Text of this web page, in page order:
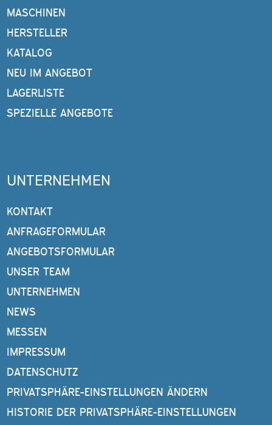
MASCHINEN
HERSTELLER
KATALOG
NEU IM ANGEBOT
LAGERLISTE
SPEZIELLE ANGEBOTE
UNTERNEHMEN
KONTAKT
ANFRAGEFORMULAR
ANGEBOTSFORMULAR
UNSER TEAM
UNTERNEHMEN
NEWS
MESSEN
IMPRESSUM
DATENSCHUTZ
PRIVATSPHÄRE-EINSTELLUNGEN ÄNDERN
HISTORIE DER PRIVATSPHÄRE-EINSTELLUNGEN